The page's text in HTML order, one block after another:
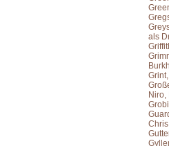
als
Niro,